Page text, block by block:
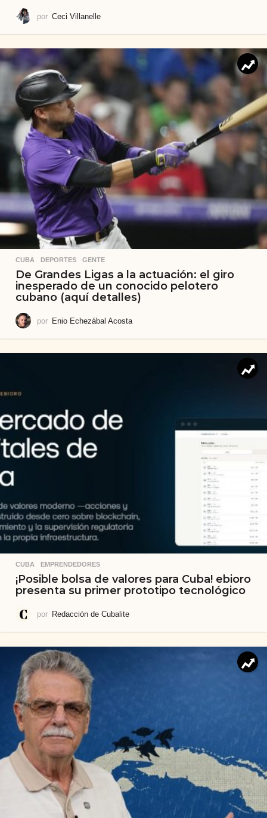
por Ceci Villanelle
CUBA ,DEPORTES ,GENTE
De Grandes Ligas a la actuación: el giro
inesperado de un conocido pelotero
cubano (aquí detalles)
por Enio Echezábal Acosta
CUBA ,EMPRENDEDORES
¡Posible bolsa de valores para Cuba! ebioro
presenta su primer prototipo tecnológico
por Redacción de Cubalite